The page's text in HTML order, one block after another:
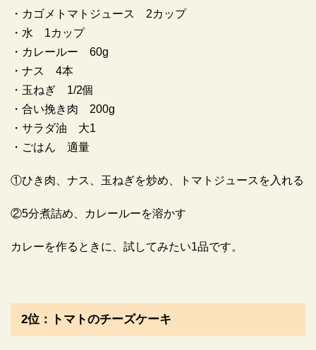
・カゴメトマトジュース 2カップ
・水 1カップ
・カレールー 60g
・ナス 4本
・玉ねぎ 1/2個
・合い挽き肉 200g
・サラダ油 大1
・ごはん 適量
①ひき肉、ナス、玉ねぎを炒め、トマトジュースを入れる
②5分煮詰め、カレールーを溶かす
カレーを作るときに、試してみたい1品です。
2位：トマトのチーズケーキ